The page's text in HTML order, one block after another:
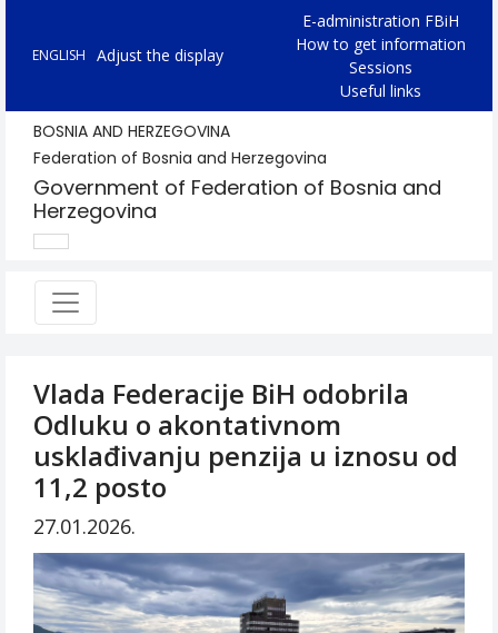
ENGLISH Adjust the display
E-administration FBiH
How to get information
Sessions
Useful links
BOSNIA AND HERZEGOVINA
Federation of Bosnia and Herzegovina
Government of Federation of Bosnia and
Herzegovina
Vlada Federacije BiH odobrila
Odluku o akontativnom
usklađivanju penzija u iznosu od
11,2 posto
27.01.2026.